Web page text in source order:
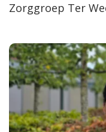
Zorggroep Ter